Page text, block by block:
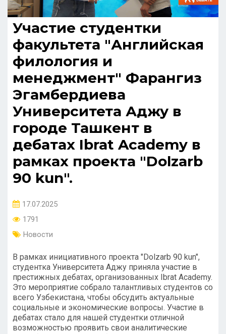
Участие студентки
факультета "Английская
филология и
менеджмент" Фарангиз
Эгамбердиева
Университета Аджу в
городе Ташкент в
дебатах Ibrat Academy в
рамках проекта "Dolzarb
90 kun".
17.07.2025
1791
Новости
В рамках инициативного проекта "Dolzarb 90 kun",
студентка Университета Аджу приняла участие в
престижных дебатах, организованных Ibrat Academy.
Это мероприятие собрало талантливых студентов со
всего Узбекистана, чтобы обсудить актуальные
социальные и экономические вопросы. Участие в
дебатах стало для нашей студентки отличной
возможностью проявить свои аналитические